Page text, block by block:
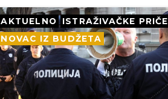
AKTUELNO
ISTRAŽIVAČKE PRIČE
NOVAC IZ BUDŽETA